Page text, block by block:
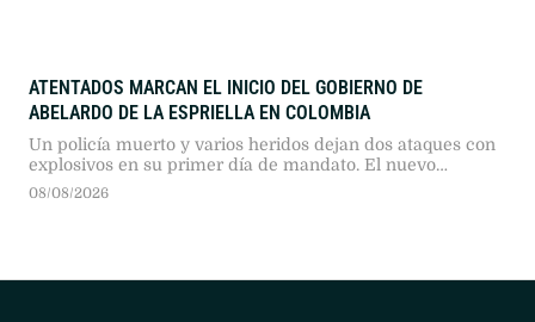
ATENTADOS MARCAN EL INICIO DEL GOBIERNO DE
ABELARDO DE LA ESPRIELLA EN COLOMBIA
Un policía muerto y varios heridos dejan dos ataques con
explosivos en su primer día de mandato. El nuevo
presidente prometió mano dura contra el narcoterrorismo
08/08/2026